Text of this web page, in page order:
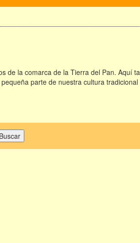
de la comarca de la Tierra del Pan. Aquí
parte de nuestra cultura